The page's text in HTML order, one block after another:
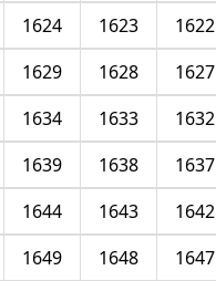
1622
1623
1624
1627
1628
1629
1632
1633
1634
1637
1638
1639
1642
1643
1644
1647
1648
1649